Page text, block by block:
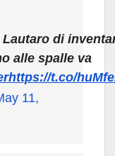
di
alle spalle va
https://t.co/
11,